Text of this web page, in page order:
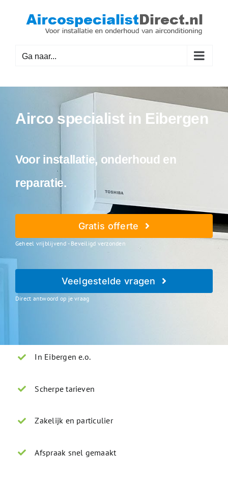
Ga naar...
Airco specialist in Eibergen
Voor installatie, onderhoud en
reparatie.
Gratis offerte
Geheel vrijblijvend - Beveiligd verzonden
Veelgestelde vragen
Direct antwoord op je vraag
In Eibergen e.o.
Scherpe tarieven
Zakelijk en particulier
Afspraak snel gemaakt